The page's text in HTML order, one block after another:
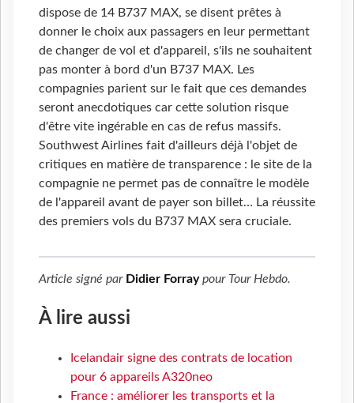
dispose de 14 B737 MAX, se disent prêtes à
donner le choix aux passagers en leur permettant
de changer de vol et d'appareil, s'ils ne souhaitent
pas monter à bord d'un B737 MAX. Les
compagnies parient sur le fait que ces demandes
seront anecdotiques car cette solution risque
d'être vite ingérable en cas de refus massifs.
Southwest Airlines fait d'ailleurs déjà l'objet de
critiques en matière de transparence : le site de la
compagnie ne permet pas de connaître le modèle
de l'appareil avant de payer son billet… La réussite
des premiers vols du B737 MAX sera cruciale.
Article signé par Didier Forraypour Tour Hebdo.
À lire aussi
Icelandair signe des contrats de location
pour 6 appareils A320neo
France : améliorer les transports et la